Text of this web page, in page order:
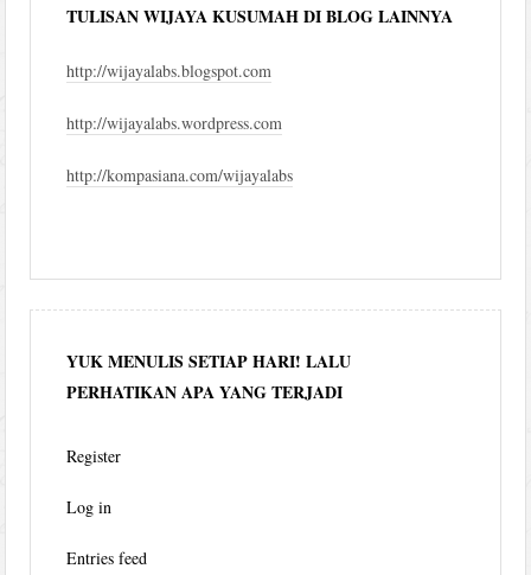
TULISAN WIJAYA KUSUMAH DI BLOG LAINNYA
http://wijayalabs.blogspot.com
http://wijayalabs.wordpress.com
http://kompasiana.com/wijayalabs
YUK MENULIS SETIAP HARI! LALU
PERHATIKAN APA YANG TERJADI
Register
Log in
Entries feed